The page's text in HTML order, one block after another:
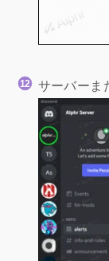
サーバーま